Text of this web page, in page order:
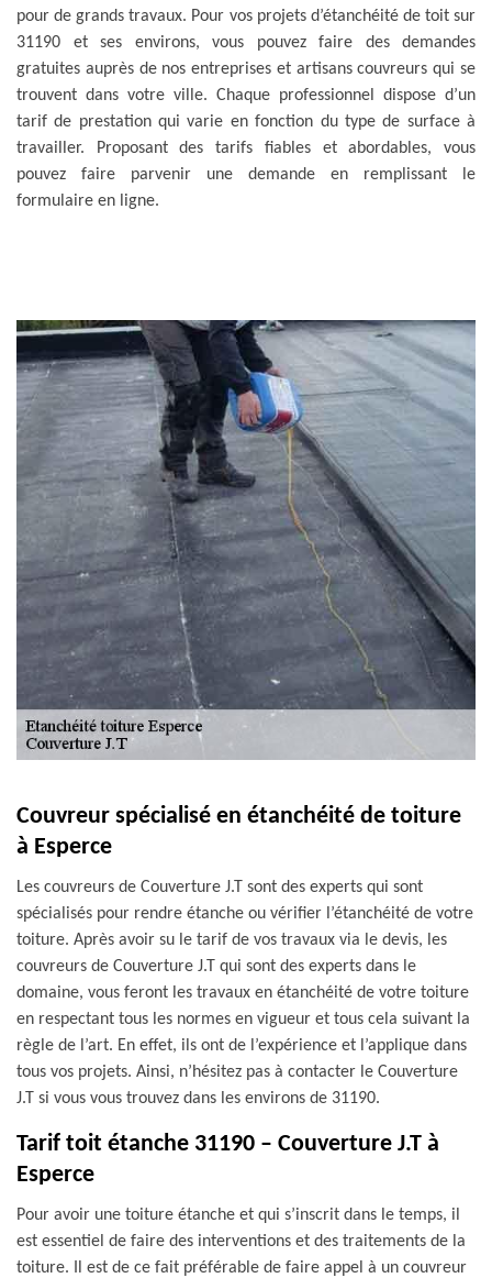
pour de grands travaux. Pour vos projets d’étanchéité de toit sur
31190 et ses environs, vous pouvez faire des demandes
gratuites auprès de nos entreprises et artisans couvreurs qui se
trouvent dans votre ville. Chaque professionnel dispose d’un
tarif de prestation qui varie en fonction du type de surface à
travailler. Proposant des tarifs fiables et abordables, vous
pouvez faire parvenir une demande en remplissant le
formulaire en ligne.
Couvreur spécialisé en étanchéité de toiture
à Esperce
Les couvreurs de Couverture J.T sont des experts qui sont
spécialisés pour rendre étanche ou vérifier l’étanchéité de votre
toiture. Après avoir su le tarif de vos travaux via le devis, les
couvreurs de Couverture J.T qui sont des experts dans le
domaine, vous feront les travaux en étanchéité de votre toiture
en respectant tous les normes en vigueur et tous cela suivant la
règle de l’art. En effet, ils ont de l’expérience et l’applique dans
tous vos projets. Ainsi, n’hésitez pas à contacter le Couverture
J.T si vous vous trouvez dans les environs de 31190.
Tarif toit étanche 31190 – Couverture J.T à
Esperce
Pour avoir une toiture étanche et qui s’inscrit dans le temps, il
est essentiel de faire des interventions et des traitements de la
toiture. Il est de ce fait préférable de faire appel à un couvreur